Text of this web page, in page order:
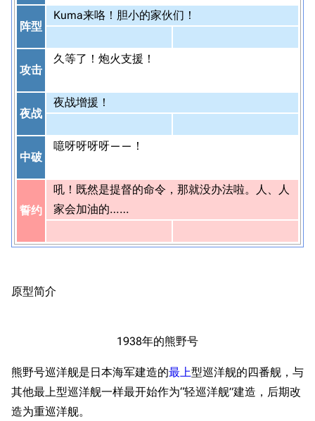
阵型
Kuma来咯！胆小的家伙们！
攻击
久等了！炮火支援！
夜战
夜战增援！
中破
噫呀呀呀呀——！
誓约
吼！既然是提督的命令，那就没办法啦。人、人
家会加油的……
原型简介
1938年的熊野号
熊野号巡洋舰是日本海军建造的最上型巡洋舰的四番舰，与
其他最上型巡洋舰一样最开始作为“轻巡洋舰”建造，后期改
造为重巡洋舰。